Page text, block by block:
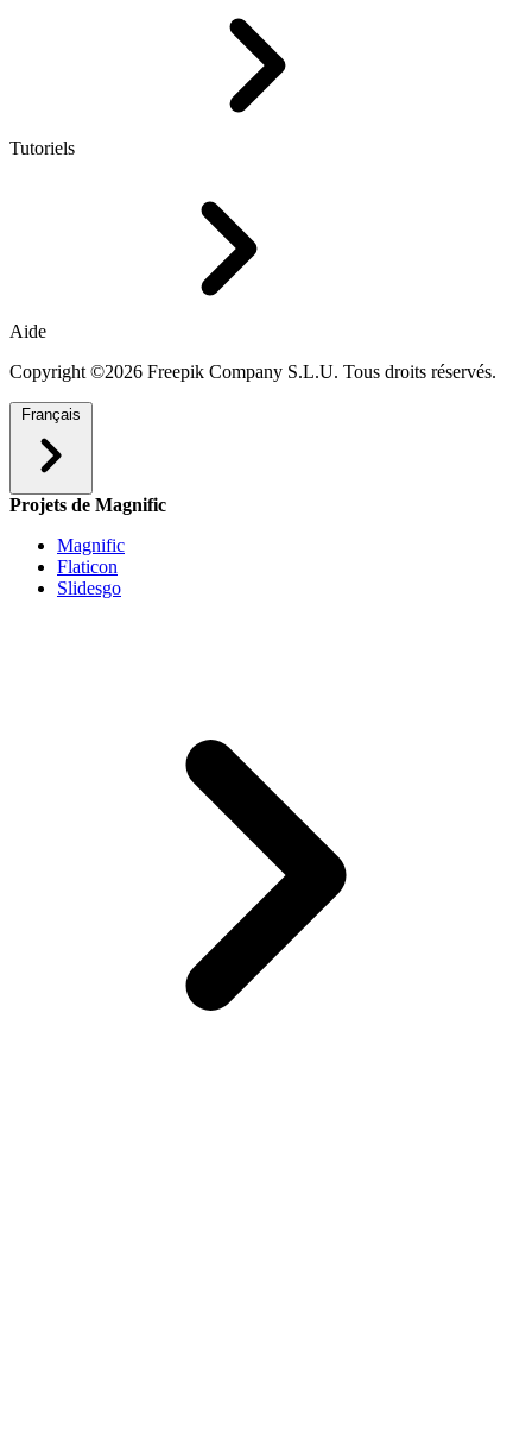
Tutoriels
Aide
Copyright ©2026 Freepik Company S.L.U. Tous droits réservés.
Français
Projets de Magnific
Magnific
Flaticon
Slidesgo